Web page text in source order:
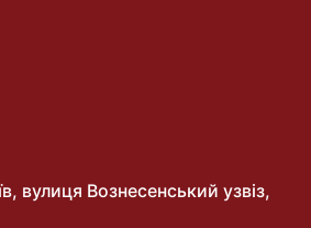
вулиця Вознесенський узвіз,